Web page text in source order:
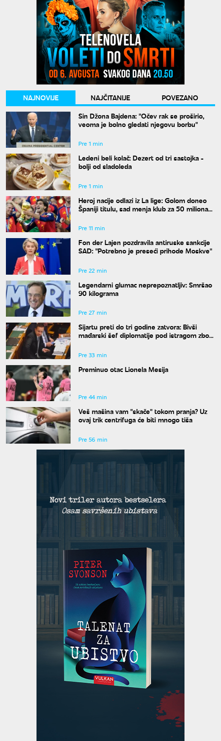
NAJNOVIJE NAJČITANIJE
POVEZANO
Sin Džona Bajdena: "Očev rak se proširio,
veoma je bolno gledati njegovu borbu"
Pre 1 min
Ledeni beli kolač: Dezert od tri sastojka -
bolji od sladoleda
Pre 1 min
Heroj nacije odlazi iz La lige: Golom doneo
Španiji titulu, sad menja klub za 50 miliona
Pre 11 min
Fon der Lajen pozdravila antiruske sankcije
SAD: "Potrebno je preseći prihode Moskve"
Pre 22 min
Legendarni glumac neprepoznatljiv: Smršao
90 kilograma
Pre 27 min
Sijartu preti do tri godine zatvora: Bivši
mađarski šef diplomatije pod istragom zbog
Pre 33 min
Preminuo otac Lionela Mesija
Pre 44 min
Veš mašina vam "skače" tokom pranja? Uz
ovaj trik centrifuga će biti mnogo tiša
Pre 56 min